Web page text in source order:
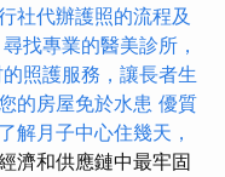
社代辦護照的流程及
尋找專業的醫美診所，
照護服務，讓長者生
的房屋免於水患 優質
了解月子中心住幾天，
濟和供應鏈中最牢固